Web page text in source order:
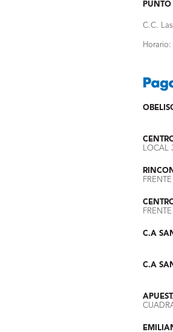
C.C.
LOCAL
C.A
C.A